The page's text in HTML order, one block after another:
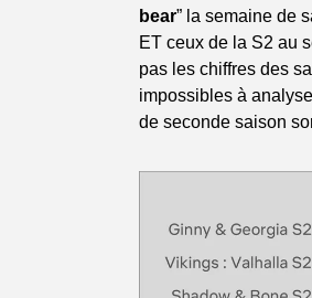
bear” la semaine de
ET ceux de la S2 au
pas les chiffres des
impossibles à
de seconde saison